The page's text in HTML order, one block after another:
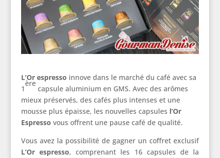
L’Or espresso innove dans le marché du café avec sa
1
ère
capsule aluminium en GMS. Avec des arômes
mieux préservés, des cafés plus intenses et une
mousse plus épaisse, les nouvelles capsules l’Or
Espresso vous offrent une pause café de qualité.
Vous avez la possibilité de gagner un coffret exclusif
L’Or espresso, comprenant les 16 capsules de la